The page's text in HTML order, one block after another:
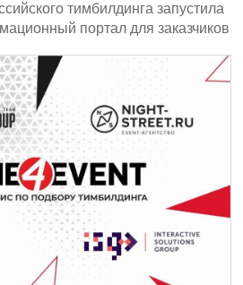
тимбилдинга запустила
портал для заказчиков